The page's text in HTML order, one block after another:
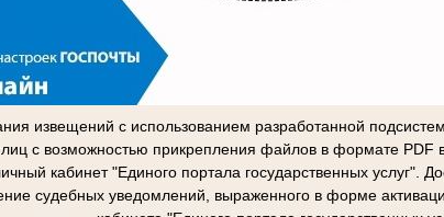
извещений с использованием разработанной
с возможностью прикрепления файлов в формате PDF
кабинет "Единого портала государственных услуг".
судебных уведомлений, выраженного в форме